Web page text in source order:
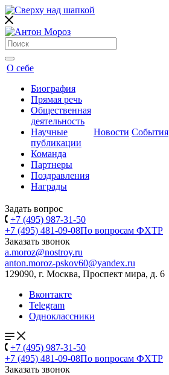
О себе
Биография
Прямая речь
Общественная
деятельность
Научные
публикации
Команда
Партнеры
Поздравления
Награды
Новости События
Задать вопрос
+7 (495) 987-31-50
+7 (495) 481-09-08По вопросам ФХТР
Заказать звонок
a.moroz@nostroy.ru
anton.moroz-pskov60@yandex.ru
129090, г. Москва, Проспект мира, д. 6
Вконтакте
Telegram
Одноклассники
+7 (495) 987-31-50
+7 (495) 481-09-08По вопросам ФХТР
Заказать звонок